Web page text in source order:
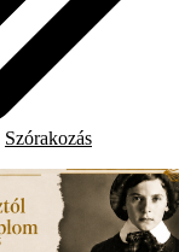
Szórakozás